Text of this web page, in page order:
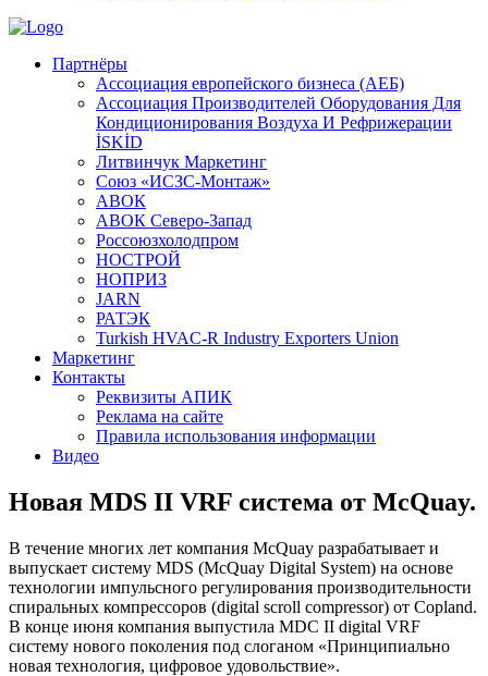
Партнёры
Ассоциация европейского бизнеса (АЕБ)
Aссоциация Производителей Оборудования Для
Кондиционирования Воздуха И Рефрижерации
İSKİD
Литвинчук Маркетинг
Союз «ИСЗС-Монтаж»
АВОК
АВОК Северо-Запад
Россоюзхолодпром
НОСТРОЙ
НОПРИЗ
JARN
РАТЭК
Turkish HVAC-R Industry Exporters Union
Маркетинг
Контакты
Реквизиты АПИК
Реклама на сайте
Правила использования информации
Видео
Новая MDS II VRF система от McQuay.
В течение многих лет компания McQuay разрабатывает и
выпускает систему MDS (McQuay Digital System) на основе
технологии импульсного регулирования производительности
спиральных компрессоров (digital scroll compressor) от Copland.
В конце июня компания выпустила MDC II digital VRF
систему нового поколения под слоганом «Принципиально
новая технология, цифровое удовольствие».